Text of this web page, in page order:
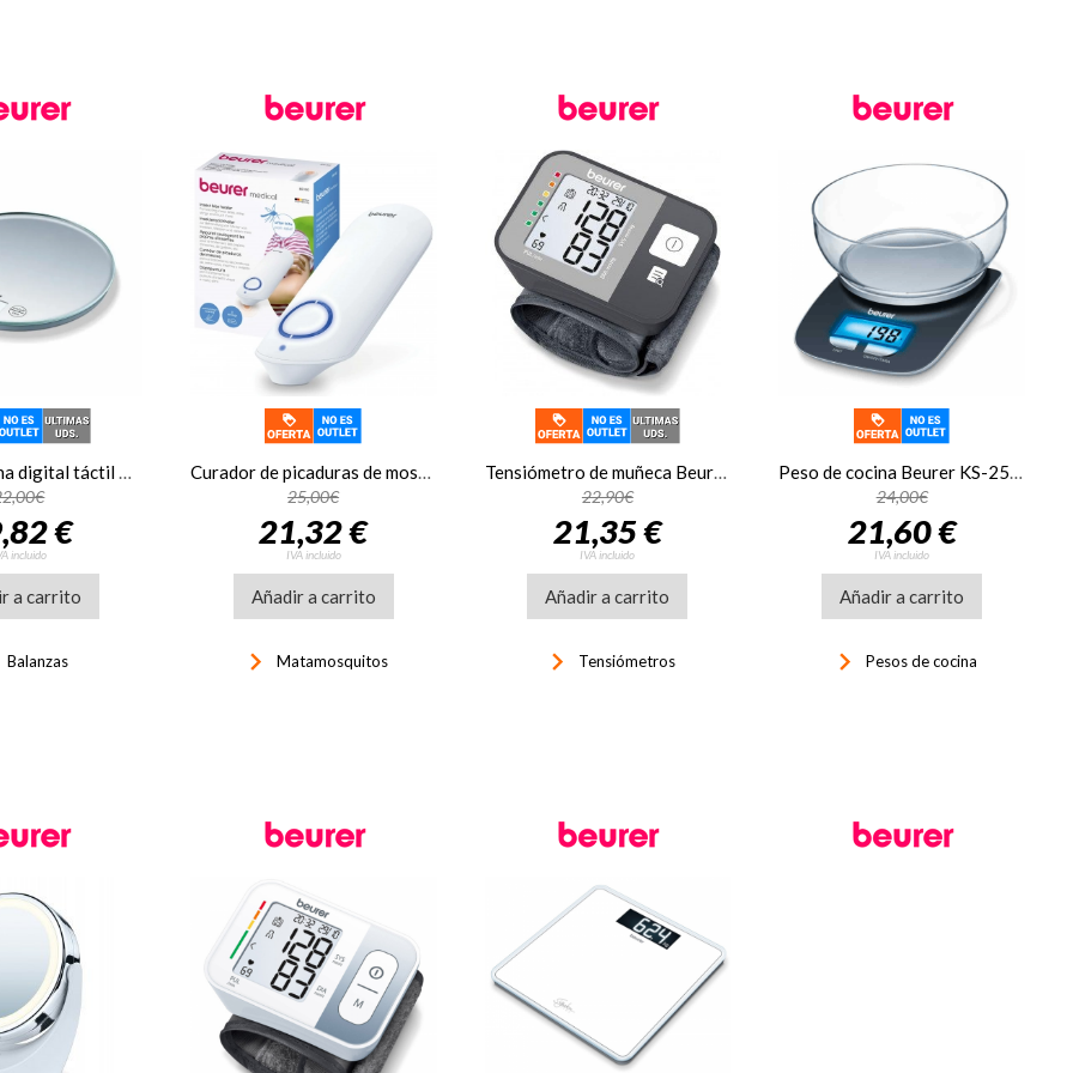
€
incluido
a carrito
Balanzas
25,00€
21,32 €
IVA incluido
Añadir a carrito
keyboard_arrow_right Matamosquitos
Tensiómetro de muñeca Beurer BC 27, detector de arritmia
22,90€
21,35 €
IVA incluido
Añadir a carrito
keyboard_arrow_right Tensiómetros
24,00€
21,60 €
IVA incluido
Añadir a carrito
keyboard_arrow_right Pesos de cocina